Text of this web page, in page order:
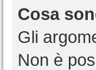
Cosa
Gli
Non è